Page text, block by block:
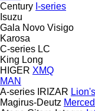
Century I-series
Isuzu
Gala Novo Visigo
Karosa
C-series LC
King Long
HIGER XMQ
MAN
A-series IRIZAR
Magirus-Deutz